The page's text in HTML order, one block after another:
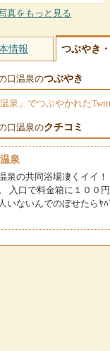
真をもっと見る
情報 つぶやき
口温泉のつぶやき
温泉」でつぶやかれた
口温泉のクチコミ
泉
泉の共同浴場凄くイイ
入口で料金箱に１００
いないんでのぼせたらﾔ